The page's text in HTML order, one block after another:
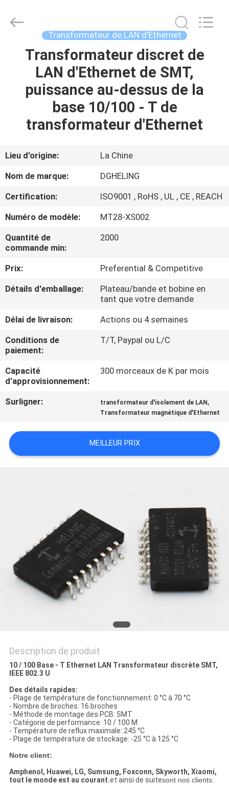
MAISON
PRODUITS
DE
NOUS
VISITE
D'USINE
CONTRÔLE
DE
QUALITÉ
CONTACTEZ-
NOUS
DEMANDEZ
UNE
CITATION
PLAN
DU
MATIÈRE
DE
PROTECTION
PRIVÉE
Ltd..
Transformateur de LAN d'Ethernet
Transformateur discret de
LAN d'Ethernet de SMT,
puissance au-dessus de la
base 10/100 - T de
transformateur d'Ethernet
Lieu d'origine:
La Chine
Nom de marque:
DGHELING
Certification:
ISO9001 , RoHS , UL , CE , REACH
Numéro de modèle:
MT28-XS002
Quantité de
commande min:
2000
Prix:
Preferential & Competitive
Détails d'emballage:
Plateau/bande et bobine en
tant que votre demande
Délai de livraison:
Actions ou 4 semaines
Conditions de
paiement:
T/T, Paypal ou L/C
Capacité
d'approvisionnement:
300 morceaux de K par mois
Surligner: transformateur d'isolement de LAN ,
Transformateur magnétique d'Ethernet
MEILLEUR PRIX
Description de produit
10 / 100 Base - T Ethernet LAN Transformateur discrète SMT,
IEEE 802.3 U
Des détails rapides:
- Plage de température de fonctionnement: 0 °C à 70 °C
- Nombre de broches: 16 broches
- Méthode de montage des PCB: SMT
- Catégorie de performance: 10 / 100 M
- Température de reflux maximale: 245 °C
- Plage de température de stockage: -25 °C à 125 °C
Notre client:
Amphenol, Huawei, LG, Sumsung, Foxconn, Skyworth, Xiaomi,
tout le monde est au courant.et ainsi de suitesont nos clients.